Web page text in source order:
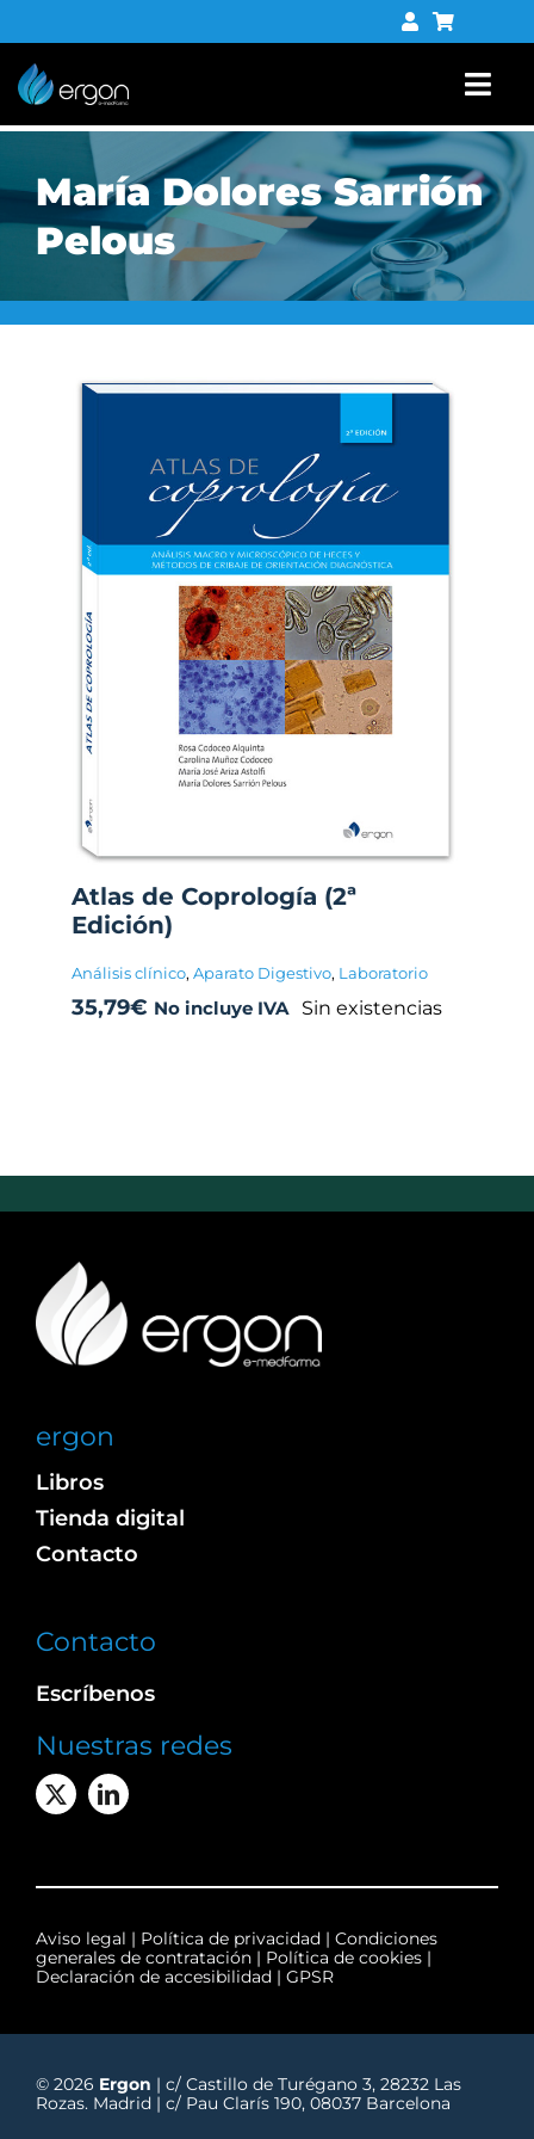
al
contenido
Tienda digital
María Dolores Sarrión
Pelous
Atlas de Coprología (2ª
Edición)
Análisis clínico, Aparato Digestivo, Laboratorio
35,79€ No incluye IVA Sin existencias
ergon
Libros
Tienda digital
Contacto
Contacto
Escríbenos
Nuestras redes
Aviso legal | Política de privacidad | Condiciones
generales de contratación| Política de cookies|
Declaración de accesibilidad | GPSR
© 2026 Ergon | c/ Castillo de Turégano 3, 28232 Las
Rozas. Madrid | c/ Pau Clarís 190, 08037 Barcelona